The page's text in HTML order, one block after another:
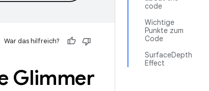
code
Wichtige
Punkte zum
Code
SurfaceDepth
Effect
War das hilfreich?
Glimmer